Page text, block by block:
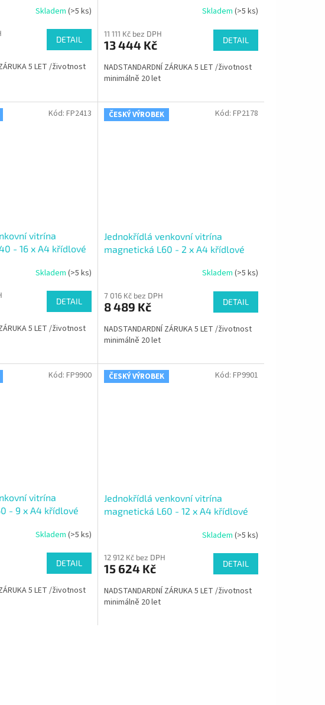
Skladem (>5 ks)
DETAIL
5 LET /životnost
Skladem (>5 ks)
11 111 Kč bez DPH
13 444 Kč DETAIL
NADSTANDARDNÍ ZÁRUKA 5 LET /životnost
minimálně 20 let
vitrína
- 16 x A4 křídlové
Skladem (>5 ks)
DETAIL
5 LET /životnost
Kód: FP2413 ČESKÝ VÝROBEK
Jednokřídlá venkovní vitrína
magnetická L60 - 2 x A4 křídlové
Skladem (>5 ks)
7 016 Kč bez DPH
8 489 Kč DETAIL
NADSTANDARDNÍ ZÁRUKA 5 LET /životnost
minimálně 20 let
Kód: FP2178
vitrína
- 9 x A4 křídlové
Skladem (>5 ks)
DETAIL
5 LET /životnost
Kód: FP9900 ČESKÝ VÝROBEK
Jednokřídlá venkovní vitrína
magnetická L60 - 12 x A4 křídlové
Skladem (>5 ks)
12 912 Kč bez DPH
15 624 Kč DETAIL
NADSTANDARDNÍ ZÁRUKA 5 LET /životnost
minimálně 20 let
Kód: FP9901